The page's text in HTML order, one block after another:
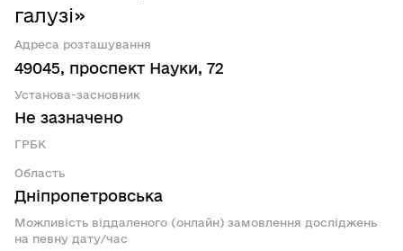
галузі»
Адреса розташування
49045, проспект Науки, 72
Установа-засновник
Не зазначено
ГРБК
Область
Дніпропетровська
Можливість віддаленого (онлайн) замовлення досліджень
на певну дату/час